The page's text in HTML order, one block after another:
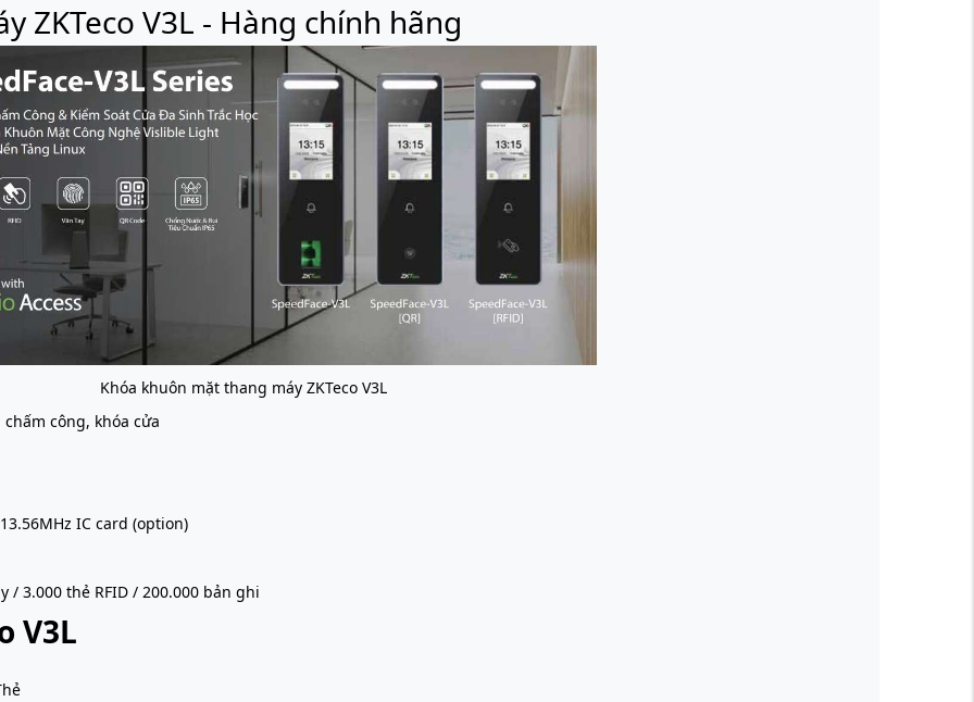
ZKTeco V3L - Hàng chính hãng
Khóa khuôn mặt thang máy ZKTeco V3L
công, khóa cửa
IC card (option)
/ 3.000 thẻ RFID / 200.000 bản ghi
V3L